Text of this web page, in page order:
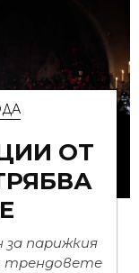
ОТ
за парижкия
трендовете